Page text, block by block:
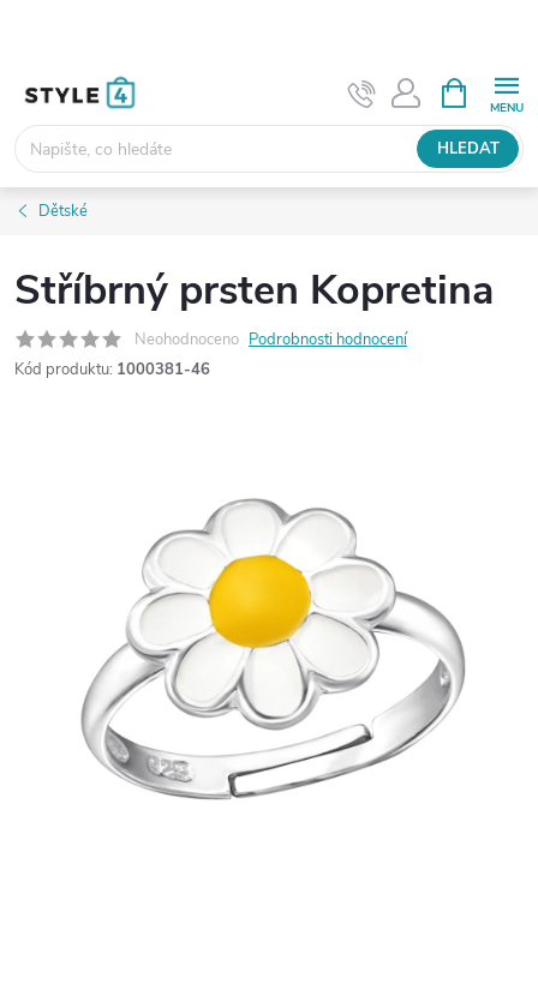
HLEDAT
NÁKUPNÍ
KOŠÍK
Dětské
Stříbrný prsten Kopretina
Neohodnoceno Podrobnosti hodnocení
Kód produktu: 1000381-46